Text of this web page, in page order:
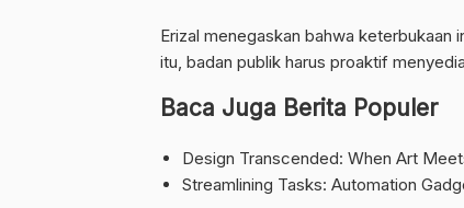
Erizal menegaskan bahwa keterbukaan
itu, badan publik harus proaktif
Baca Juga Berita Populer
Design Transcended: When Art
Streamlining Tasks: Automation